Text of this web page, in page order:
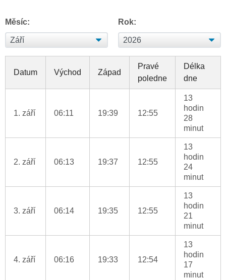
Měsíc: Rok:
Datum Východ Západ
Pravé
poledne
Délka
dne
1. září 06:11 19:39 12:55
13
hodin
28
minut
2. září 06:13 19:37 12:55
13
hodin
24
minut
3. září 06:14 19:35 12:55
13
hodin
21
minut
4. září 06:16 19:33 12:54
13
hodin
17
minut